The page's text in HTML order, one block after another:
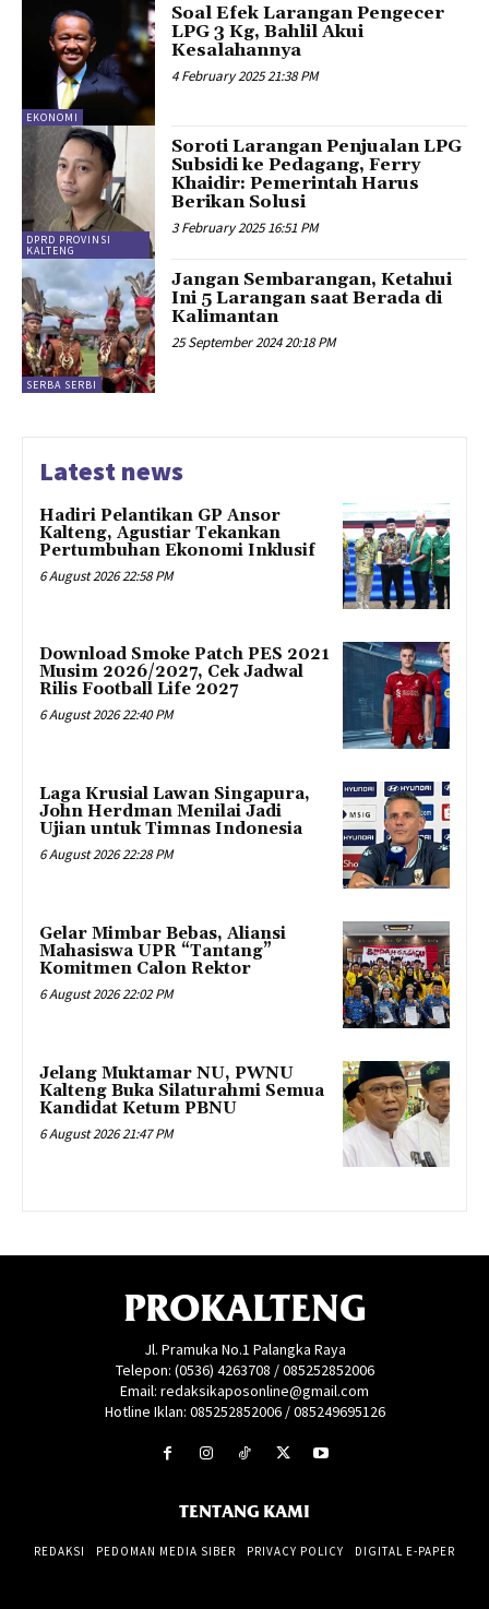
EKONOMI
Soal Efek Larangan Pengecer
LPG 3 Kg, Bahlil Akui
Kesalahannya
4 February 2025 21:38 PM
DPRD PROVINSI
KALTENG
Soroti Larangan Penjualan LPG
Subsidi ke Pedagang, Ferry
Khaidir: Pemerintah Harus
Berikan Solusi
3 February 2025 16:51 PM
SERBA SERBI
Jangan Sembarangan, Ketahui
Ini 5 Larangan saat Berada di
Kalimantan
25 September 2024 20:18 PM
Latest news
Hadiri Pelantikan GP Ansor
Kalteng, Agustiar Tekankan
Pertumbuhan Ekonomi Inklusif
6 August 2026 22:58 PM
Download Smoke Patch PES 2021
Musim 2026/2027, Cek Jadwal
Rilis Football Life 2027
6 August 2026 22:40 PM
Laga Krusial Lawan Singapura,
John Herdman Menilai Jadi
Ujian untuk Timnas Indonesia
6 August 2026 22:28 PM
Gelar Mimbar Bebas, Aliansi
Mahasiswa UPR “Tantang”
Komitmen Calon Rektor
6 August 2026 22:02 PM
Jelang Muktamar NU, PWNU
Kalteng Buka Silaturahmi Semua
Kandidat Ketum PBNU
6 August 2026 21:47 PM
PROKALTENG
Jl. Pramuka No.1 Palangka Raya
Telepon: (0536) 4263708 / 085252852006
Email: redaksikaposonline@gmail.com
Hotline Iklan: 085252852006 / 085249695126
TENTANG KAMI
REDAKSI PEDOMAN MEDIA SIBER PRIVACY POLICY DIGITAL E-PAPER